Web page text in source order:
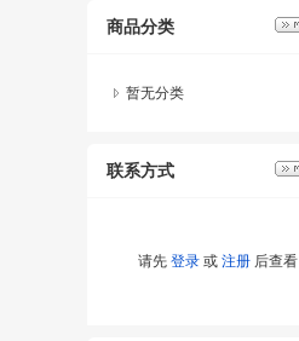
商品分类
暂无分类
联系方式
请先 登录或 注册后查看